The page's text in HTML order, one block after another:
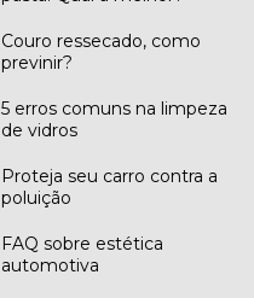
Couro ressecado, como
previnir?
5 erros comuns na limpeza
de vidros
Proteja seu carro contra a
poluição
FAQ sobre estética
automotiva